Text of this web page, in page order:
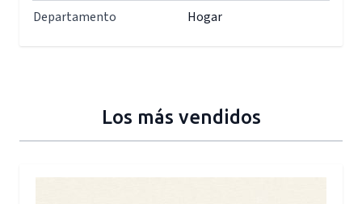
Departamento
Hogar
Los más vendidos